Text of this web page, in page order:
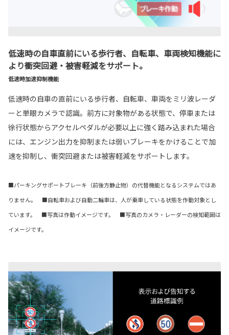
低速時の自車直前にいる歩行者、自転車、車両検知機能に
より衝突回避・被害軽減をサポート。
低速時加速抑制機能
低速時の自車の直前にいる歩行者、自転車、車両をミリ波レーダ
ーと単眼カメラで認識。前方に対象物がある状態で、停車または
徐行状態からアクセルペダルが必要以上に強く踏み込まれた場合
には、エンジン出力を抑制または弱いブレーキをかけることで加
速を抑制し、衝突回避または被害軽減をサポートします。
■パーキングサポートブレーキ（前後方静止物）の代替機能となるシステムではあ
りません。 ■自転車および自動二輪車は、人が乗車している状態を作動対象とし
ています。 ■写真は作動イメージです。 ■写真のカメラ・レーダーの検知範囲は
イメージです。